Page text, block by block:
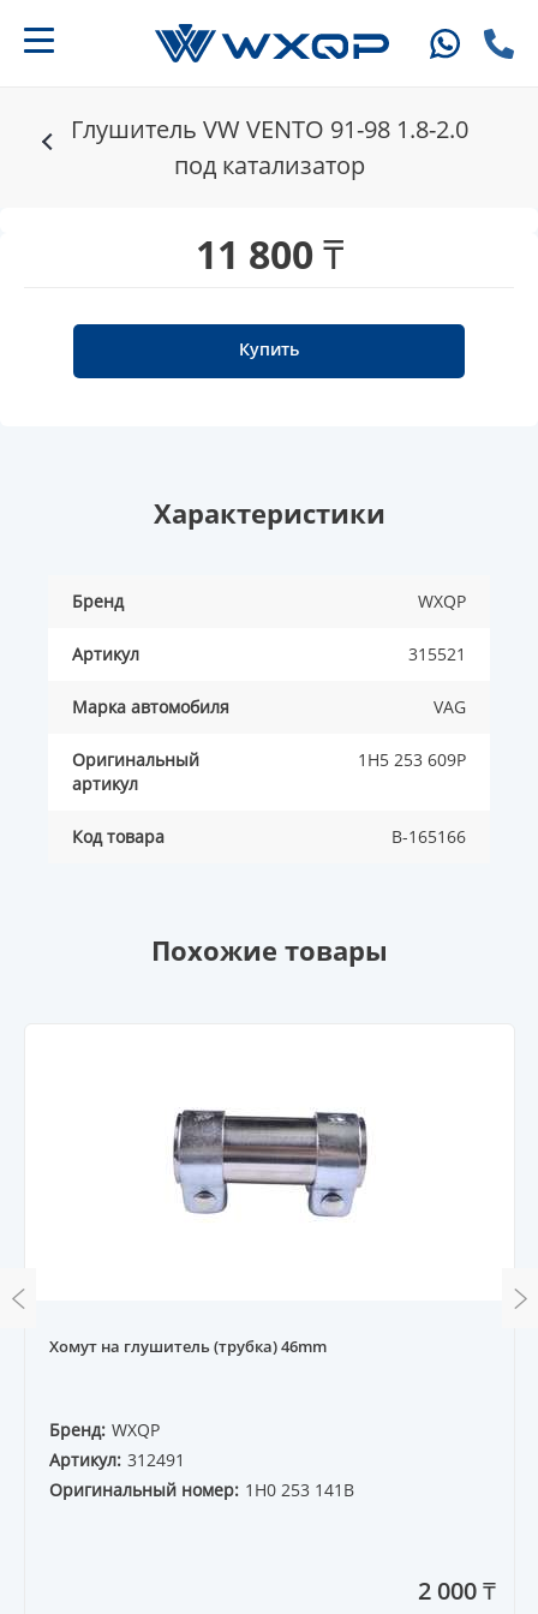
Глушитель VW VENTO 91-98 1.8-2.0
под катализатор
11 800 ₸
Купить
Характеристики
Бренд WXQP
Артикул 315521
Марка автомобиля VAG
Оригинальный
артикул
1H5 253 609P
Код товара B-165166
Похожие товары
Хомут на глушитель (трубка) 46mm
Бренд: WXQP
Артикул: 312491
Оригинальный номер: 1H0 253 141B
2 000 ₸